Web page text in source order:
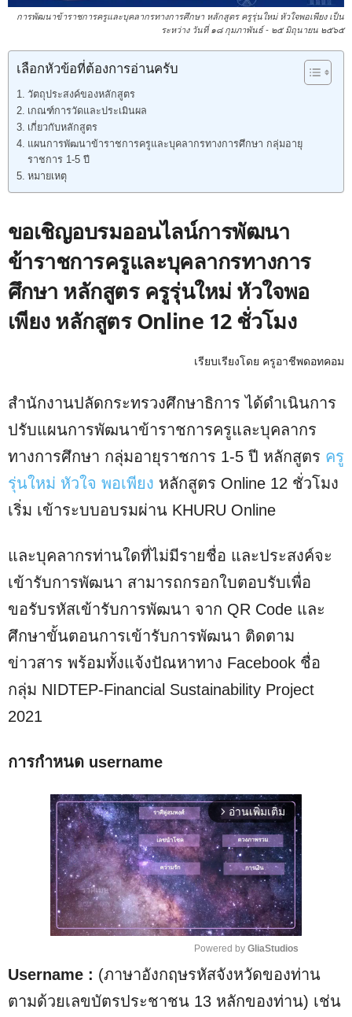
การพัฒนาข้าราชการครูและบุคลากรทางการศึกษา หลักสูตร ครูรุ่นใหม่ หัวใจพอเพียง เป็น
ระหว่าง วันที่ ๑๘ กุมภาพันธ์ - ๒๕ มิถุนายน ๒๕๖๕
เลือกหัวข้อที่ต้องการอ่านครับ
วัตถุประสงค์ของหลักสูตร
เกณฑ์การวัดและประเมินผล
เกี่ยวกับหลักสูตร
แผนการพัฒนาข้าราชการครูและบุคลากรทางการศึกษา กลุ่มอายุ
ราชการ 1-5 ปี
หมายเหตุ
ขอเชิญอบรมออนไลน์การพัฒนา
ข้าราชการครูและบุคลากรทางการ
ศึกษา หลักสูตร ครูรุ่นใหม่ หัวใจพอ
เพียง หลักสูตร Online 12 ชั่วโมง
เรียบเรียงโดย ครูอาชีพดอทคอม
สำนักงานปลัดกระทรวงศึกษาธิการ ได้ดำเนินการ
ปรับแผนการพัฒนาข้าราชการครูและบุคลากร
ทางการศึกษา กลุ่มอายุราชการ 1-5 ปี หลักสูตร ครู
รุ่นใหม่ หัวใจ พอเพียง หลักสูตร Online 12 ชั่วโมง
เริ่ม เข้าระบบอบรมผ่าน KHURU Online
และบุคลากรท่านใดที่ไม่มีรายชื่อ และประสงค์จะ
เข้ารับการพัฒนา สามารถกรอกใบตอบรับเพื่อ
ขอรับรหัสเข้ารับการพัฒนา จาก QR Code และ
ศึกษาขั้นตอนการเข้ารับการพัฒนา ติดตาม
ข่าวสาร พร้อมทั้งแจ้งปัณหาทาง Facebook ชื่อ
กลุ่ม NIDTEP-Financial Sustainability Project
2021
การกำหนด username
arrow_forward_ios อ่านเพิ่มเติม
M
t
Powered by GliaStudios
Username : (ภาษาอังกฤษรหัสจังหวัดของท่าน
ตามด้วยเลขบัตรประชาชน 13 หลักของท่าน) เช่น